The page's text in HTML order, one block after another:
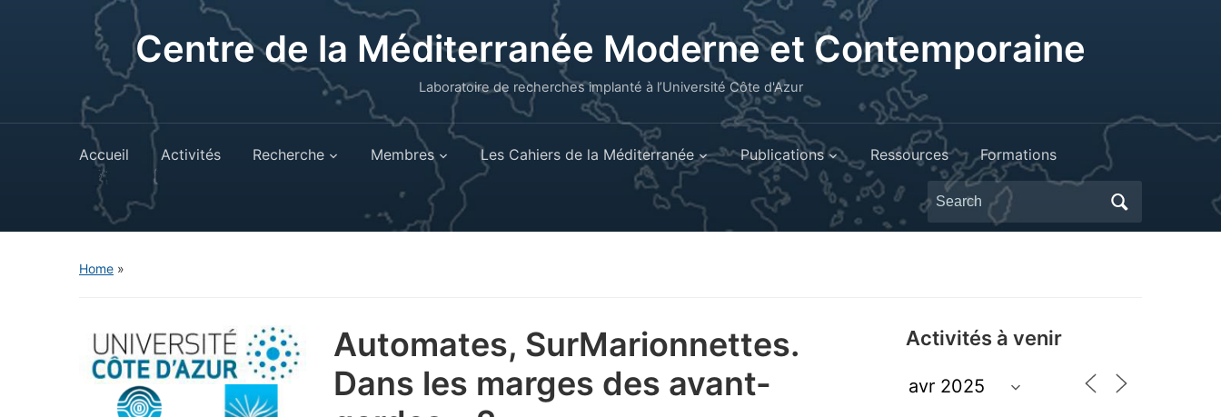
Centre de la Méditerranée Moderne et Contemporaine
Laboratoire de recherches implanté à l’Université Côte d'Azur
Accueil Activités Recherche Membres Les Cahiers de la Méditerranée Publications Ressources Formations
Search
for:
Home »
Automates, SurMarionnettes.
Dans les marges des avant-
Activités à venir